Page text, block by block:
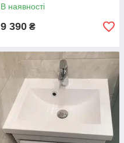
В наявності
9 390 ₴